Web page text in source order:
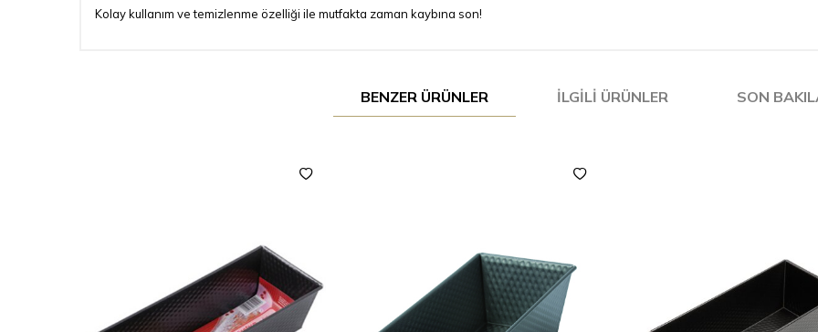
Kolay kullanım ve temizlenme özelliği ile mutfakta zaman kaybına son!
BENZER ÜRÜNLER İLGILI ÜRÜNLER SON